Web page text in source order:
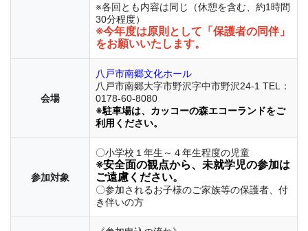
※各回とも内容は同じ（休憩を含む、約1時間
30分程度）
※今年度は原則として「保護者の同伴」
をお願いいたします。
会場
八戸市南郷文化ホール
八戸市南郷大字市野沢字中市野沢24-1 TEL：
0178-60-8080
※駐車場は、カッコーの森エコーランドをご
利用ください。
参加対象
〇小学校１年生～４年生程度の児童
※安全面の観点から、未就学児の参加は
ご遠慮ください。
〇参加されるお子様のご家族等の保護者、付
き伴いの方